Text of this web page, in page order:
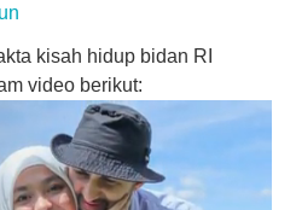
kisah hidup bidan RI
video berikut: